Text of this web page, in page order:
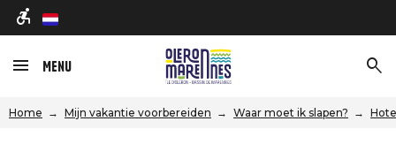
nl
Menu
Home Mijn vakantie voorbereiden Waar moet ik slapen?